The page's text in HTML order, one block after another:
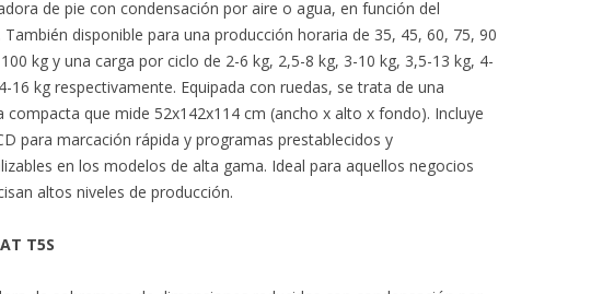
de pie con condensación por aire o agua, en función del
disponible para una producción horaria de 35, 45, 60, 75, 90
kg y una carga por ciclo de 2-6 kg, 2,5-8 kg, 3-10 kg, 3,5-13 kg, 4-
16 kg respectivamente. Equipada con ruedas, se trata de una
compacta que mide 52x142x114 cm (ancho x alto x fondo). Incluye
para marcación rápida y programas prestablecidos y
en los modelos de alta gama. Ideal para aquellos negocios
altos niveles de producción.
T5S